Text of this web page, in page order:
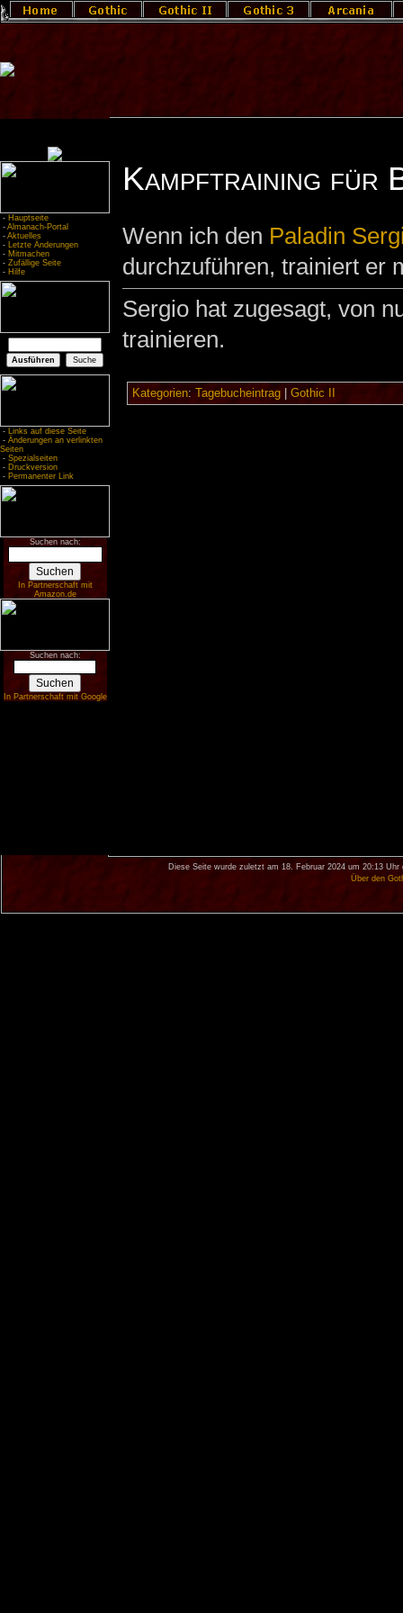
- Hauptseite
- Almanach-Portal
- Aktuelles
- Letzte Änderungen
- Mitmachen
- Zufällige Seite
- Hilfe
- Links auf diese Seite
- Änderungen an verlinkten
Seiten
- Spezialseiten
- Druckversion
- Permanenter Link
Suchen nach:
In Partnerschaft mit
Amazon.de
Suchen nach:
In Partnerschaft mit Google
Kampftraining für
Wenn ich den Paladin
durchzuführen, trainiert er
Sergio hat zugesagt, von
trainieren.
Kategorien: Tagebucheintrag| Gothic II
Diese Seite wurde zuletzt am 18. Februar 2024 um 20:13 Uhr
Über den